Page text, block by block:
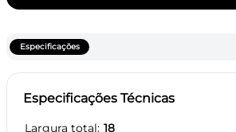
Especificações
Especificações Técnicas
Largura total 18